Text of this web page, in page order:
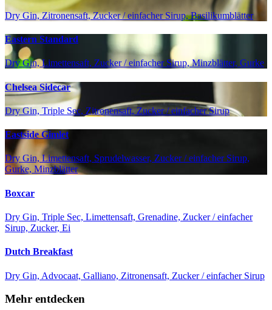
Dry Gin, Zitronensaft, Zucker / einfacher Sirup, Basilikumblätter
Eastern Standard
Dry Gin, Limettensaft, Zucker / einfacher Sirup, Minzblätter, Gurke
Chelsea Sidecar
Dry Gin, Triple Sec, Zitronensaft, Zucker / einfacher Sirup
Eastside Gimlet
Dry Gin, Limettensaft, Sprudelwasser, Zucker / einfacher Sirup,
Gurke, Minzblätter
Boxcar
Dry Gin, Triple Sec, Limettensaft, Grenadine, Zucker / einfacher
Sirup, Zucker, Ei
Dutch Breakfast
Dry Gin, Advocaat, Galliano, Zitronensaft, Zucker / einfacher Sirup
Mehr entdecken